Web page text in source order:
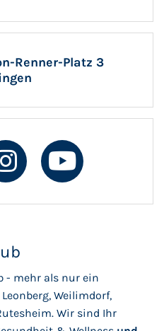
Renner-Platz 3
- mehr als nur ein
Leonberg, Weilimdorf,
Wir sind Ihr